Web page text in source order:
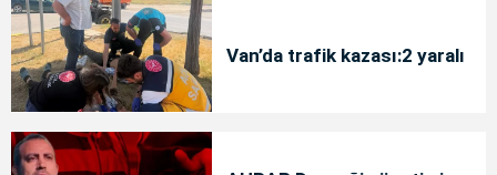
Van’da trafik kazası:2 yaralı